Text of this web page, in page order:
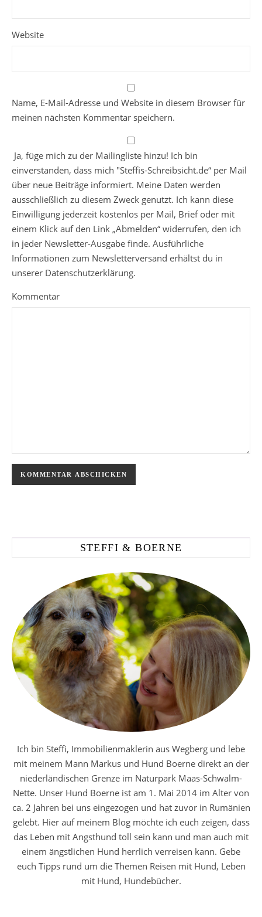
Website
Name, E-Mail-Adresse und Website in diesem Browser für
meinen nächsten Kommentar speichern.
Ja, füge mich zu der Mailingliste hinzu! Ich bin
einverstanden, dass mich "Steffis-Schreibsicht.de“ per Mail
über neue Beiträge informiert. Meine Daten werden
ausschließlich zu diesem Zweck genutzt. Ich kann diese
Einwilligung jederzeit kostenlos per Mail, Brief oder mit
einem Klick auf den Link „Abmelden“ widerrufen, den ich
in jeder Newsletter-Ausgabe finde. Ausführliche
Informationen zum Newsletterversand erhältst du in
unserer Datenschutzerklärung.
Kommentar
STEFFI & BOERNE
Ich bin Steffi, Immobilienmaklerin aus Wegberg und lebe
mit meinem Mann Markus und Hund Boerne direkt an der
niederländischen Grenze im Naturpark Maas-Schwalm-
Nette. Unser Hund Boerne ist am 1. Mai 2014 im Alter von
ca. 2 Jahren bei uns eingezogen und hat zuvor in Rumänien
gelebt. Hier auf meinem Blog möchte ich euch zeigen, dass
das Leben mit Angsthund toll sein kann und man auch mit
einem ängstlichen Hund herrlich verreisen kann. Gebe
euch Tipps rund um die Themen Reisen mit Hund, Leben
mit Hund, Hundebücher.